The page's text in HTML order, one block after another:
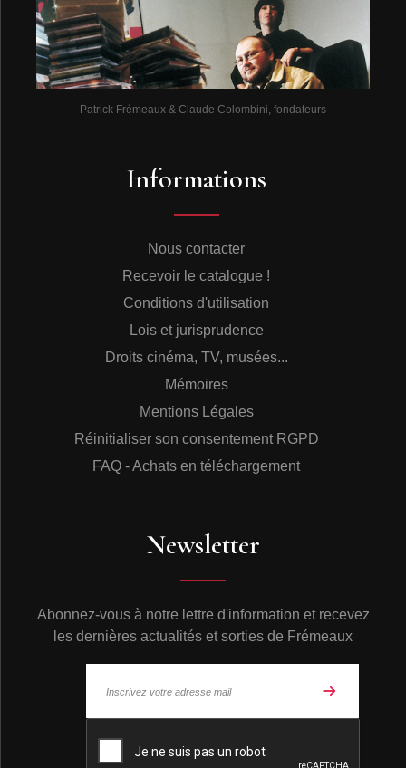
Patrick Frémeaux & Claude Colombini, fondateurs
Informations
Nous contacter
Recevoir le catalogue !
Conditions d'utilisation
Lois et jurisprudence
Droits cinéma, TV, musées...
Mémoires
Mentions Légales
Réinitialiser son consentement RGPD
FAQ - Achats en téléchargement
Newsletter
Abonnez-vous à notre lettre d'information et recevez
les dernières actualités et sorties de Frémeaux